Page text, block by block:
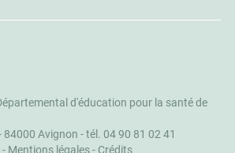
d'éducation pour la santé de
84000 Avignon -tél. 04 90 81 02 41
- Mentions légales- Crédits